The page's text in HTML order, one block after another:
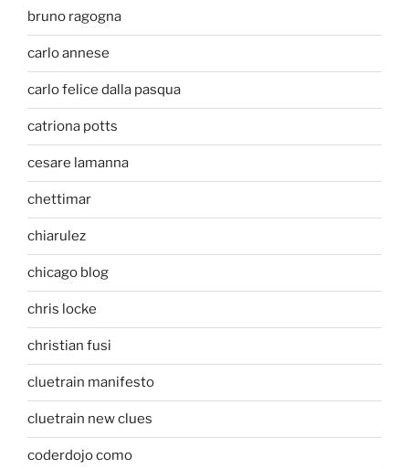
bruno ragogna
carlo annese
carlo felice dalla pasqua
catriona potts
cesare lamanna
chettimar
chiarulez
chicago blog
chris locke
christian fusi
cluetrain manifesto
cluetrain new clues
coderdojo como